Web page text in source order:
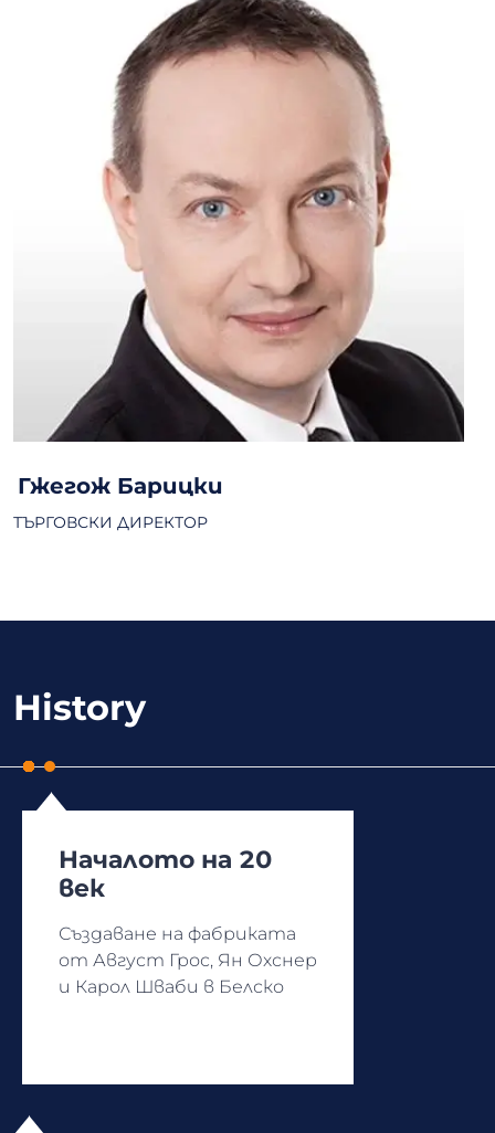
Гжегож Барицки
ТЪРГОВСКИ ДИРЕКТОР
History
Началото на 20
век
Създаване на фабриката
от Август Грос, Ян Охснер
и Карол Шваби в Белско